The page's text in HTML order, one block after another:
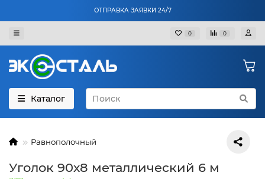
ОТПРАВКА ЗАЯВКИ 24/7
0 0
Каталог
Равнополочный
Уголок 90х8 металлический 6 м